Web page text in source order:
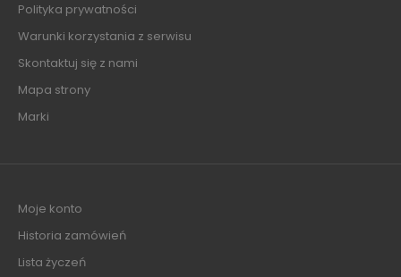
Polityka prywatności
Warunki korzystania z serwisu
Skontaktuj się z nami
Mapa strony
Marki
Moje konto
Historia zamówień
Lista życzeń